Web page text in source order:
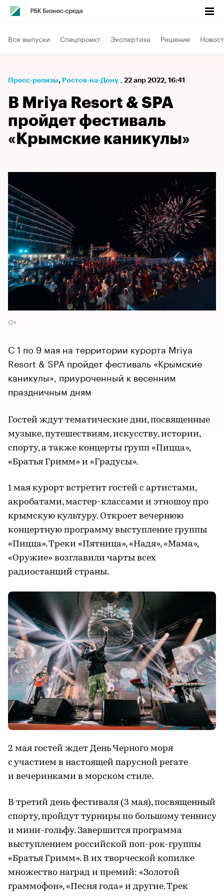
Все выпуски Спецпроект Экспертиза Решение
Пресс-релизы⁠, Ростов-на-Дону , 22 апр 2022, 16:41
В Mriya Resort & SPA
пройдет фестиваль
«Крымские каникулы»
0+
С 1 по 9 мая на территории курорта Mriya
Resort & SPA пройдет фестиваль «Крымские
каникулы», приуроченный к весенним
праздничным дням
Гостей ждут тематические дни, посвященные
музыке, путешествиям, искусству, истории,
спорту, а также концерты групп «Пицца»,
«Братья Гримм» и «Градусы».
1 мая курорт встретит гостей с артистами,
акробатами, мастер-классами и этношоу про
крымскую культуру. Откроет вечернюю
концертную программу выступление группы
«Пицца». Треки «Пятница», «Надя», «Мама»,
«Оружие» возглавили чарты всех
радиостанций страны.
2 мая гостей ждет День Черного моря
с участием в настоящей парусной регате
и вечеринками в морском стиле.
В третий день фестиваля (3 мая), посвященный
спорту, пройдут турниры по большому теннису
и мини-гольфу. Завершится программа
выступлением российской поп-рок-группы
«Братья Гримм». В их творческой копилке
множество наград и премий: «Золотой
граммофон», «Песня года» и другие. Трек